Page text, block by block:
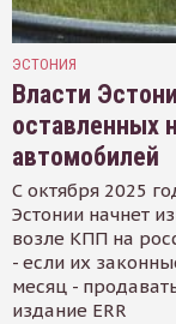
ЭСТОНИЯ
Власти
оставленных
автомобилей
С октября 2025
Эстонии начнет
возле КПП на
- если их
месяц -
издание ERR